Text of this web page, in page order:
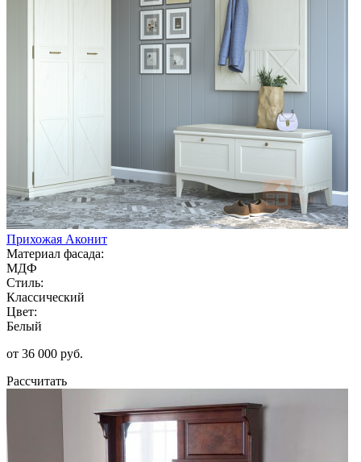
Прихожая Аконит
Материал фасада:
МДФ
Стиль:
Классический
Цвет:
Белый
от 36 000 руб.
Рассчитать